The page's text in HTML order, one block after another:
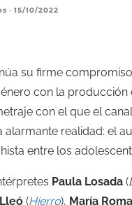
· 15/10/2022
su firme
con la producción
con el que el
alarmante realidad: el
entre los
Paula Losada (
(Hierro), María